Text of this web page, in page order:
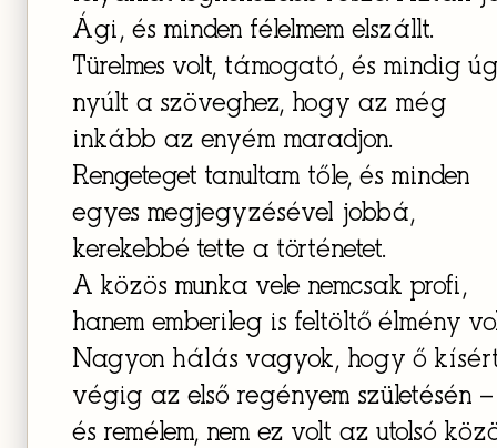
Ági, és minden félelmem elszállt.
Türelmes volt, támogató, és mindig
nyúlt a szöveghez, hogy az még
inkább az enyém maradjon.
Rengeteget tanultam tőle, és minden
egyes megjegyzésével jobbá,
kerekebbé tette a történetet.
A közös munka vele nemcsak profi,
hanem emberileg is feltöltő élmény
Nagyon hálás vagyok, hogy ő
végig az első regényem születésén –
és remélem, nem ez volt az utolsó